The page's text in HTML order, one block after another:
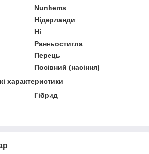
Nunhems
Нідерланди
Ні
Ранньостигла
Перець
Посівний (насіння)
характеристики
Гібрид